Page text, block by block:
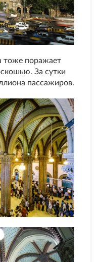
тоже поражает
За сутки
пассажиров.